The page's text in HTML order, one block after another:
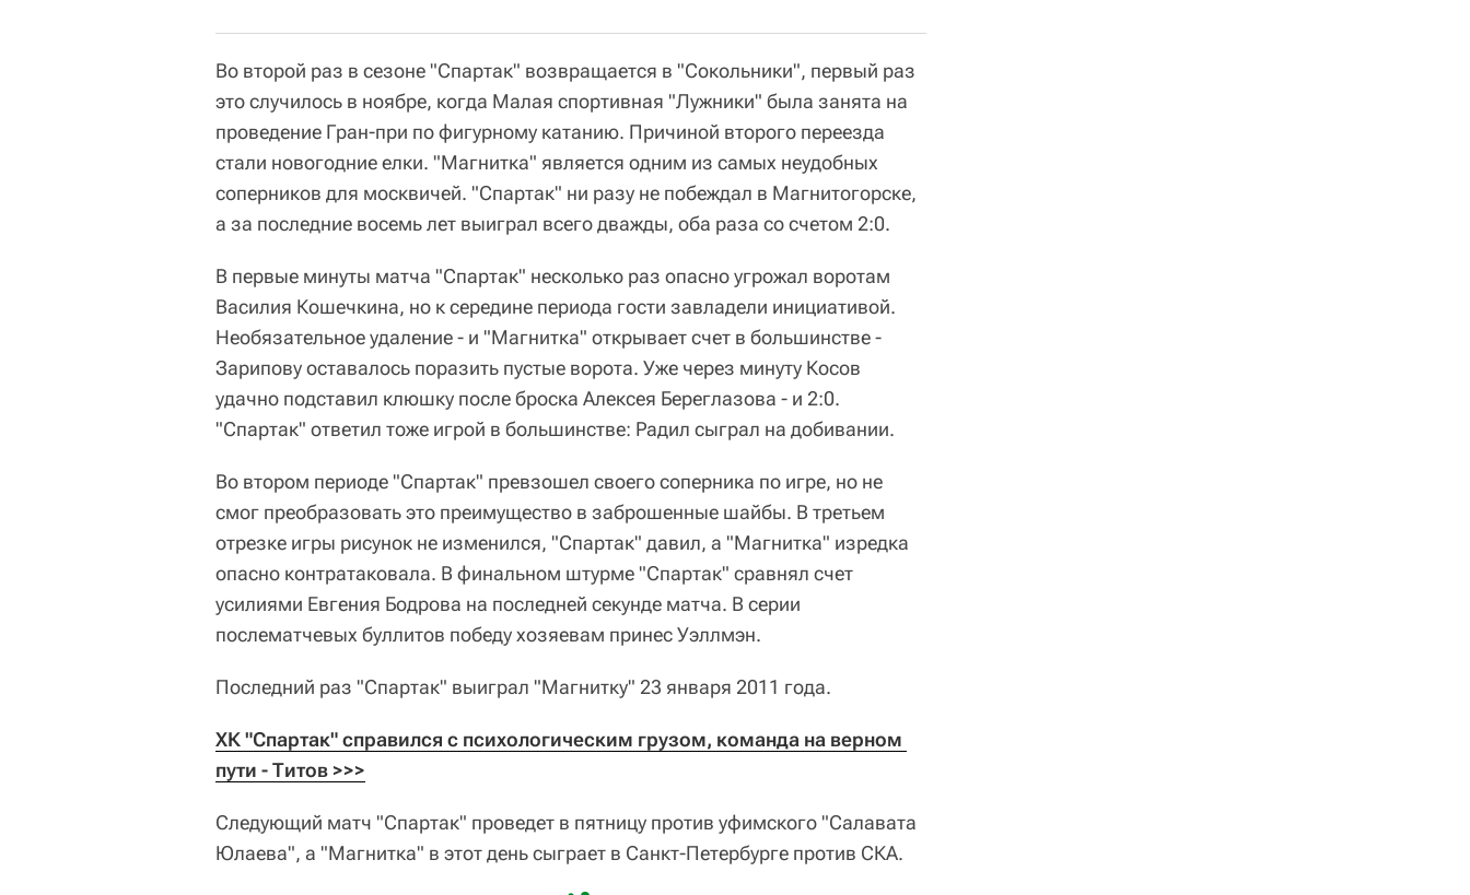
Во второй раз в сезоне "Спартак" возвращается в "Сокольники", первый раз
это случилось в ноябре, когда Малая спортивная "Лужники" была занята на
проведение Гран-при по фигурному катанию. Причиной второго переезда
стали новогодние елки. "Магнитка" является одним из самых неудобных
соперников для москвичей. "Спартак" ни разу не побеждал в Магнитогорске,
а за последние восемь лет выиграл всего дважды, оба раза со счетом 2:0.
В первые минуты матча "Спартак" несколько раз опасно угрожал воротам
Василия Кошечкина, но к середине периода гости завладели инициативой.
Необязательное удаление - и "Магнитка" открывает счет в большинстве -
Зарипову оставалось поразить пустые ворота. Уже через минуту Косов
удачно подставил клюшку после броска Алексея Береглазова - и 2:0.
"Спартак" ответил тоже игрой в большинстве: Радил сыграл на добивании.
Во втором периоде "Спартак" превзошел своего соперника по игре, но не
смог преобразовать это преимущество в заброшенные шайбы. В третьем
отрезке игры рисунок не изменился, "Спартак" давил, а "Магнитка" изредка
опасно контратаковала. В финальном штурме "Спартак" сравнял счет
усилиями Евгения Бодрова на последней секунде матча. В серии
послематчевых буллитов победу хозяевам принес Уэллмэн.
Последний раз "Спартак" выиграл "Магнитку" 23 января 2011 года.
ХК "Спартак" справился с психологическим грузом, команда на верном
пути - Титов >>>
Следующий матч "Спартак" проведет в пятницу против уфимского "Салавата
Юлаева", а "Магнитка" в этот день сыграет в Санкт-Петербурге против СКА.